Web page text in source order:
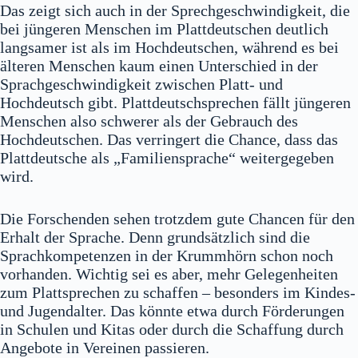
Das zeigt sich auch in der Sprechgeschwindigkeit, die
bei jüngeren Menschen im Plattdeutschen deutlich
langsamer ist als im Hochdeutschen, während es bei
älteren Menschen kaum einen Unterschied in der
Sprachgeschwindigkeit zwischen Platt- und
Hochdeutsch gibt. Plattdeutschsprechen fällt jüngeren
Menschen also schwerer als der Gebrauch des
Hochdeutschen. Das verringert die Chance, dass das
Plattdeutsche als „Familiensprache“ weitergegeben
wird.
Die Forschenden sehen trotzdem gute Chancen für den
Erhalt der Sprache. Denn grundsätzlich sind die
Sprachkompetenzen in der Krummhörn schon noch
vorhanden. Wichtig sei es aber, mehr Gelegenheiten
zum Plattsprechen zu schaffen – besonders im Kindes-
und Jugendalter. Das könnte etwa durch Förderungen
in Schulen und Kitas oder durch die Schaffung durch
Angebote in Vereinen passieren.